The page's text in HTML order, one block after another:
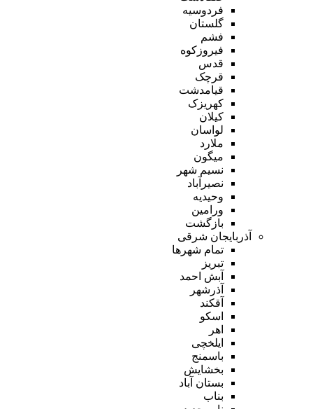
فردوسیه
گلستان
فشم
فیروزکوه
قدس
قرچک
قیامدشت
کهریزک
کیلان
لواسان
ملارد
میگون
نسیم شهر
نصیرآباد
وحیدیه
ورامین
بازگشت
آذربایجان شرقی
تمام شهر‌ها
تبریز
آبش احمد
آذرشهر
آقکند
اسکو
اهر
ایلخچی
باسمنج
بخشایش
بستان آباد
بناب